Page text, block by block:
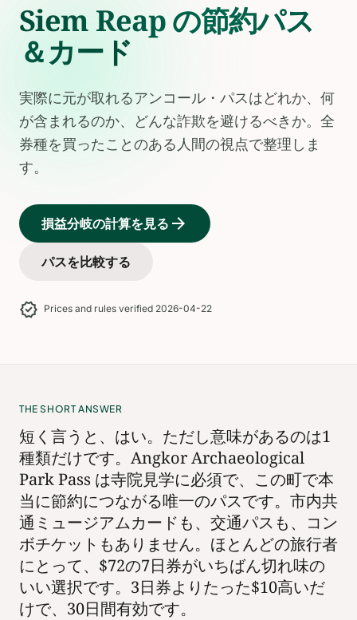
Siem Reap の節約パス
＆カード
実際に元が取れるアンコール・パスはどれか、何
が含まれるのか、どんな詐欺を避けるべきか。全
券種を買ったことのある人間の視点で整理しま
す。
損益分岐の計算を見る arrow_forward
パスを比較する
verified Prices and rules verified 2026-04-22
THE SHORT ANSWER
短く言うと、はい。ただし意味があるのは1
種類だけです。Angkor Archaeological
Park Pass は寺院見学に必須で、この町で本
当に節約につながる唯一のパスです。市内共
通ミュージアムカードも、交通パスも、コン
ボチケットもありません。ほとんどの旅行者
にとって、$72の7日券がいちばん切れ味の
いい選択です。3日券よりたった$10高いだ
けで、30日間有効です。